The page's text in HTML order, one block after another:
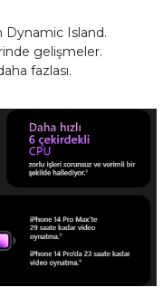
Dynamic Island.
gelişmeler.
fazlası.